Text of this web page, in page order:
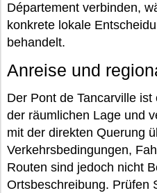
Département verbinden,
konkrete lokale
behandelt.
Anreise und
Der Pont de Tancarville
der räumlichen Lage und
mit der direkten Querung
Verkehrsbedingungen,
Routen sind jedoch nicht
Ortsbeschreibung. Prüfen